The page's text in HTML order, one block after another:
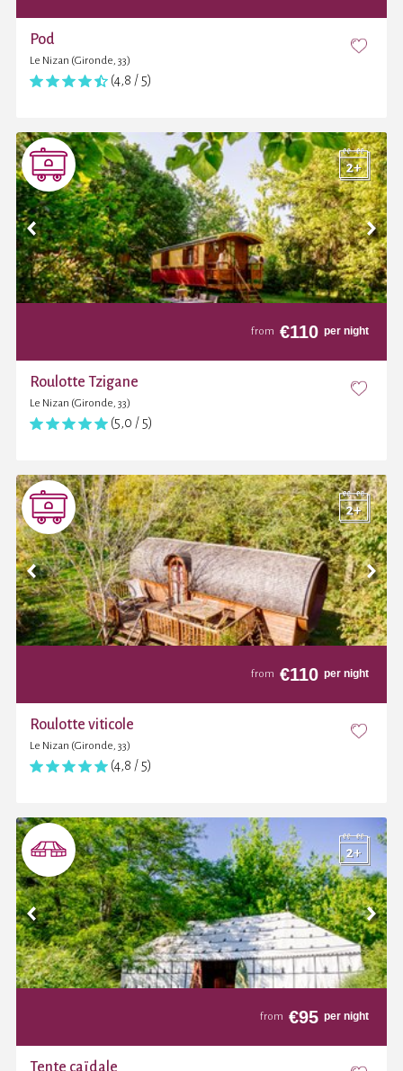
Pod
Le Nizan (Gironde, 33)
(4,8 / 5)
from €110 per night
Roulotte Tzigane
Le Nizan (Gironde, 33)
(5,0 / 5)
from €110 per night
Roulotte viticole
Le Nizan (Gironde, 33)
(4,8 / 5)
from €95 per night
Tente caïdale